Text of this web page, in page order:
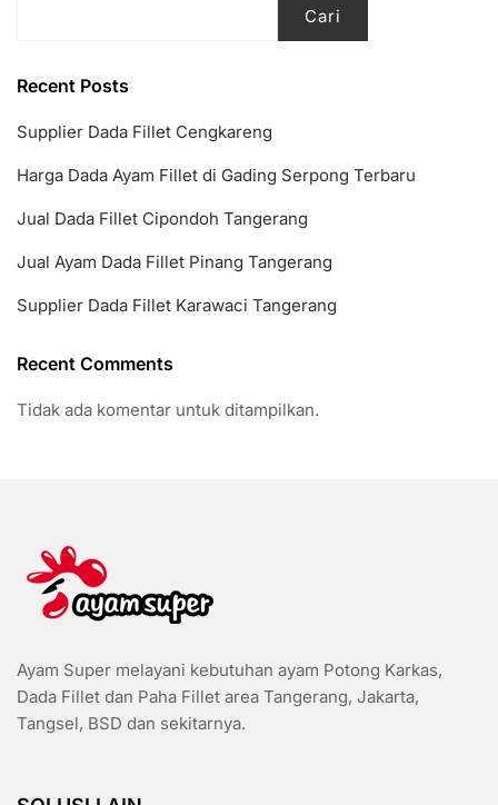
Cari
Recent Posts
Supplier Dada Fillet Cengkareng
Harga Dada Ayam Fillet di Gading Serpong Terbaru
Jual Dada Fillet Cipondoh Tangerang
Jual Ayam Dada Fillet Pinang Tangerang
Supplier Dada Fillet Karawaci Tangerang
Recent Comments
Tidak ada komentar untuk ditampilkan.
Ayam Super melayani kebutuhan ayam Potong Karkas,
Dada Fillet dan Paha Fillet area Tangerang, Jakarta,
Tangsel, BSD dan sekitarnya.